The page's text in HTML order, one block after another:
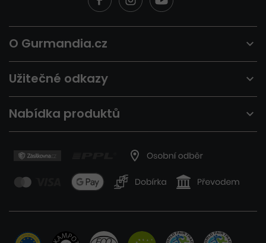
O Gurmandia.cz
Užitečné odkazy
Nabídka produktů